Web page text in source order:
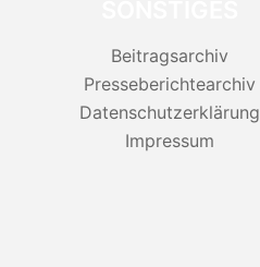
Beitragsarchiv
Presseberichtearchiv
Datenschutzerklärung
Impressum